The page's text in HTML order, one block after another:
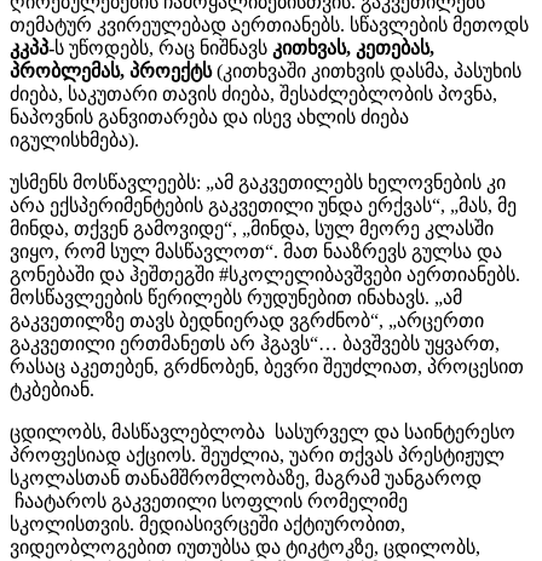
თემატურ კვირეულებად აერთიანებს. სწავლების მეთოდს
კკპპ-ს უწოდებს, რაც ნიშნავს კითხვას, კეთებას,
პრობლემას, პროექტს(კითხვაში კითხვის დასმა, პასუხის
ძიება, საკუთარი თავის ძიება, შესაძლებლობის პოვნა,
ნაპოვნის განვითარება და ისევ ახლის ძიება
იგულისხმება).
უსმენს მოსწავლეებს: „ამ გაკვეთილებს ხელოვნების კი
არა ექსპერიმენტების გაკვეთილი უნდა ერქვას“, „მას, მე
მინდა, თქვენ გამოვიდე“, „მინდა, სულ მეორე კლასში
ვიყო, რომ სულ მასწავლოთ“. მათ ნააზრევს გულსა და
გონებაში და ჰეშთეგში #სკოლელიბავშვები აერთიანებს.
მოსწავლეების წერილებს რუდუნებით ინახავს. „ამ
გაკვეთილზე თავს ბედნიერად ვგრძნობ“, „არცერთი
გაკვეთილი ერთმანეთს არ ჰგავს“… ბავშვებს უყვართ,
რასაც აკეთებენ, გრძნობენ, ბევრი შეუძლიათ, პროცესით
ტკბებიან.
ცდილობს, მასწავლებლობა სასურველ და საინტერესო
პროფესიად აქციოს. შეუძლია, უარი თქვას პრესტიჟულ
სკოლასთან თანამშრომლობაზე, მაგრამ უანგაროდ
ჩაატაროს გაკვეთილი სოფლის რომელიმე
სკოლისთვის. მედიასივრცეში აქტიურობით,
ვიდეობლოგებით იუთუბსა და ტიკტოკზე, ცდილობს,